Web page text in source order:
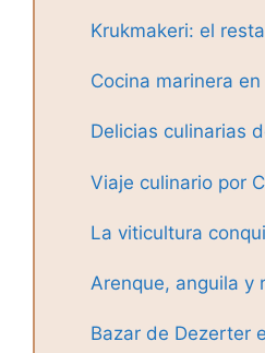
Krukmakeri: el
Cocina marinera en
Delicias culinarias
Viaje culinario por
La viticultura
Arenque, anguila y
Bazar de Dezerter